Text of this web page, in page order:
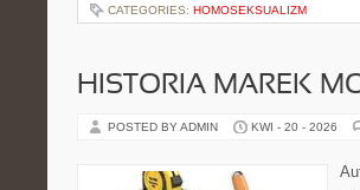
CATEGORIES: HOMOSEKSUALIZM
HISTORIA MAREK
POSTED BY ADMIN KWI - 20 - 2026